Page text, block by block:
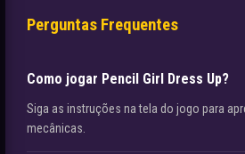
Perguntas Frequentes
Como jogar Pencil Girl Dress Up?
Siga as instruções na tela do jogo para
mecânicas.